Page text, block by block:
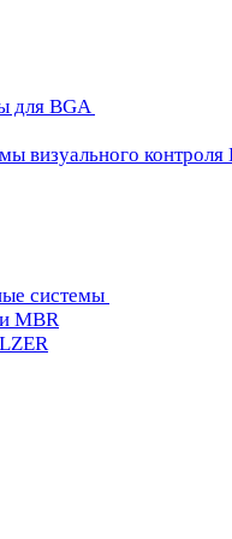
для BGA
визуального контроля
системы
MBR